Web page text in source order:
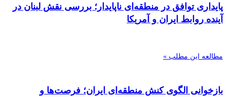
پایداری توافق در منطقه‌ای ناپایدار؛ بررسی نقش لبنان در
آینده روابط ایران و آمریکا
مطالعه این مطلب »
بازخوانی الگوی کنش منطقه‌ای ایران؛ فرصت‌ها و